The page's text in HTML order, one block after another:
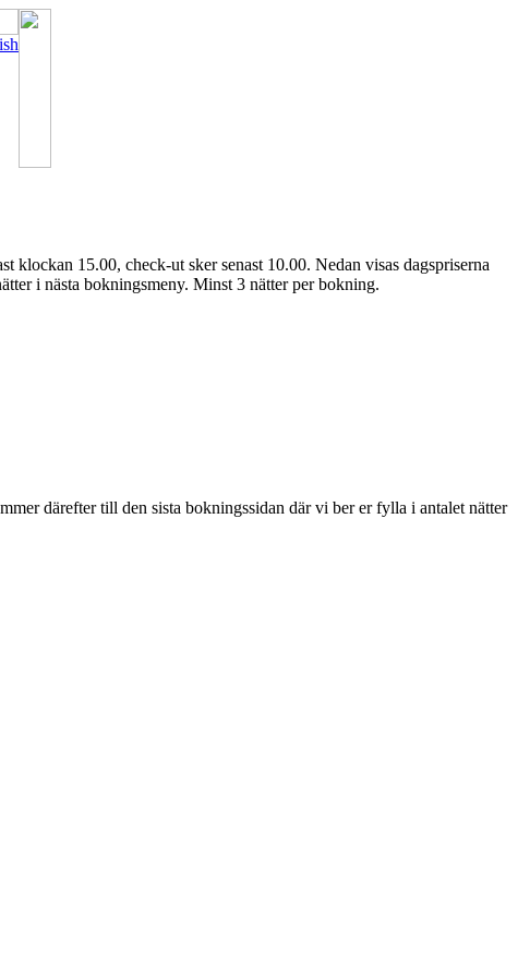
klockan 15.00, check-ut sker senast 10.00. Nedan visas dagspriserna
i nästa bokningsmeny. Minst 3 nätter per bokning.
därefter till den sista bokningssidan där vi ber er fylla i antalet nätter